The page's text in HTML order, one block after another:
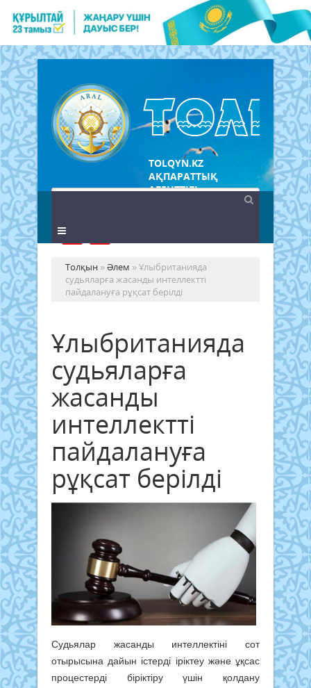
TOLQYN.KZ
АҚПАРАТТЫҚ
АГЕНТТІГІ
Толқын »Әлем » Ұлыбританияда
судьяларға жасанды интеллектті
пайдалануға рұқсат берілді
Ұлыбританияда
судьяларға
жасанды
интеллектті
пайдалануға
рұқсат берілді
Судьялар жасанды интеллектіні сот
отырысына дайын істерді іріктеу және ұқсас
процестерді біріктіру үшін қолдану